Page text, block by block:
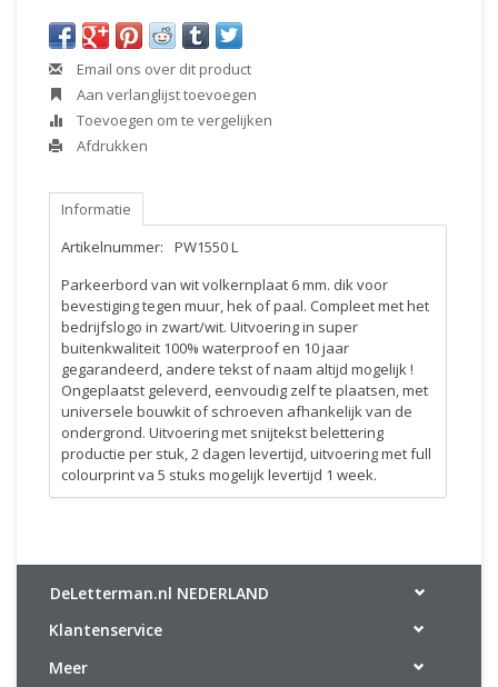
Email ons over dit product
Aan verlanglijst toevoegen
Toevoegen om te vergelijken
Afdrukken
Informatie
Artikelnummer:
PW1550 L
Parkeerbord van wit volkernplaat 6 mm. dik voor
bevestiging tegen muur, hek of paal. Compleet met het
bedrijfslogo in zwart/wit. Uitvoering in super
buitenkwaliteit 100% waterproof en 10 jaar
gegarandeerd, andere tekst of naam altijd mogelijk !
Ongeplaatst geleverd, eenvoudig zelf te plaatsen, met
universele bouwkit of schroeven afhankelijk van de
ondergrond. Uitvoering met snijtekst belettering
productie per stuk, 2 dagen levertijd, uitvoering met full
colourprint va 5 stuks mogelijk levertijd 1 week.
DeLetterman.nl NEDERLAND
Klantenservice
Meer